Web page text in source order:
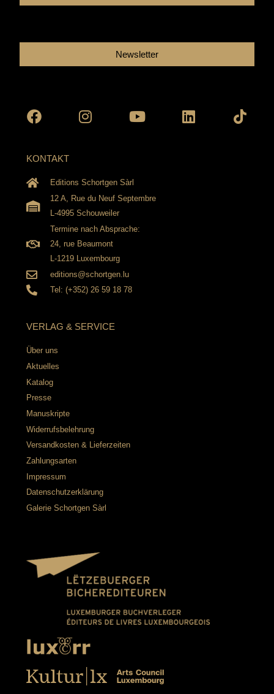
Newsletter
KONTAKT
Editions Schortgen Sàrl
12 A, Rue du Neuf Septembre
L-4995 Schouweiler
Termine nach Absprache:
24, rue Beaumont
L-1219 Luxembourg
editions@schortgen.lu
Tel: (+352) 26 59 18 78
VERLAG & SERVICE
Über uns
Aktuelles
Katalog
Presse
Manuskripte
Widerrufsbelehrung
Versandkosten & Lieferzeiten
Zahlungsarten
Impressum
Datenschutzerklärung
Galerie Schortgen Sàrl